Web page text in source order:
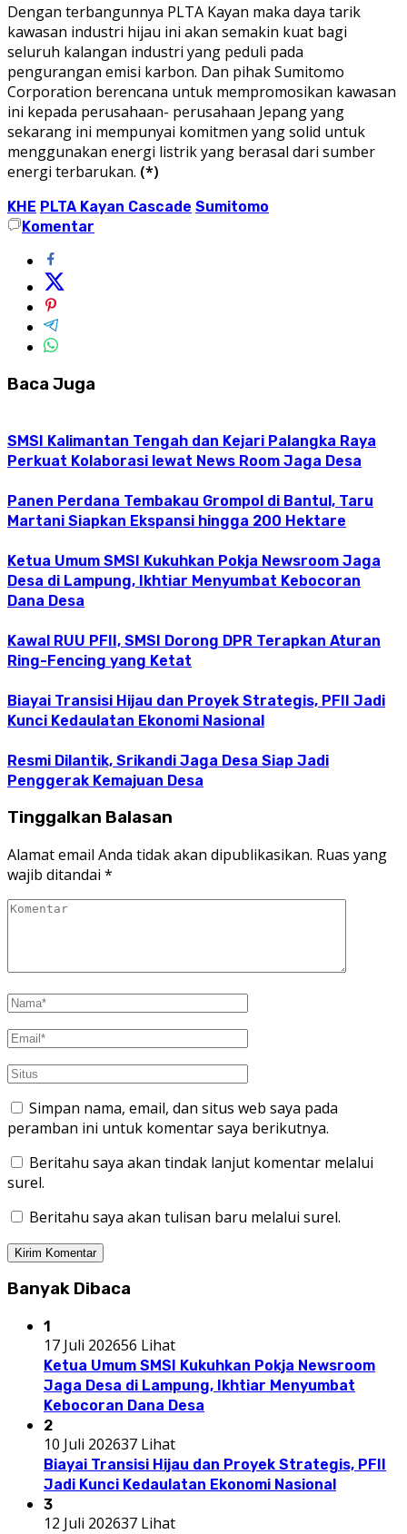
Dengan terbangunnya PLTA Kayan maka daya tarik
kawasan industri hijau ini akan semakin kuat bagi
seluruh kalangan industri yang peduli pada
pengurangan emisi karbon. Dan pihak Sumitomo
Corporation berencana untuk mempromosikan kawasan
ini kepada perusahaan- perusahaan Jepang yang
sekarang ini mempunyai komitmen yang solid untuk
menggunakan energi listrik yang berasal dari sumber
energi terbarukan. (*)
KHE PLTA Kayan Cascade Sumitomo
Komentar
Baca Juga
SMSI Kalimantan Tengah dan Kejari Palangka Raya
Perkuat Kolaborasi lewat News Room Jaga Desa
Panen Perdana Tembakau Grompol di Bantul, Taru
Martani Siapkan Ekspansi hingga 200 Hektare
Ketua Umum SMSI Kukuhkan Pokja Newsroom Jaga
Desa di Lampung, Ikhtiar Menyumbat Kebocoran
Dana Desa
Kawal RUU PFII, SMSI Dorong DPR Terapkan Aturan
Ring-Fencing yang Ketat
Biayai Transisi Hijau dan Proyek Strategis, PFII Jadi
Kunci Kedaulatan Ekonomi Nasional
Resmi Dilantik, Srikandi Jaga Desa Siap Jadi
Penggerak Kemajuan Desa
Tinggalkan Balasan
Alamat email Anda tidak akan dipublikasikan. Ruas yang
wajib ditandai *
Simpan nama, email, dan situs web saya pada
peramban ini untuk komentar saya berikutnya.
Beritahu saya akan tindak lanjut komentar melalui
surel.
Beritahu saya akan tulisan baru melalui surel.
Banyak Dibaca
1
17 Juli 202656 Lihat
Ketua Umum SMSI Kukuhkan Pokja Newsroom
Jaga Desa di Lampung, Ikhtiar Menyumbat
Kebocoran Dana Desa
2
10 Juli 202637 Lihat
Biayai Transisi Hijau dan Proyek Strategis, PFII
Jadi Kunci Kedaulatan Ekonomi Nasional
3
12 Juli 202637 Lihat